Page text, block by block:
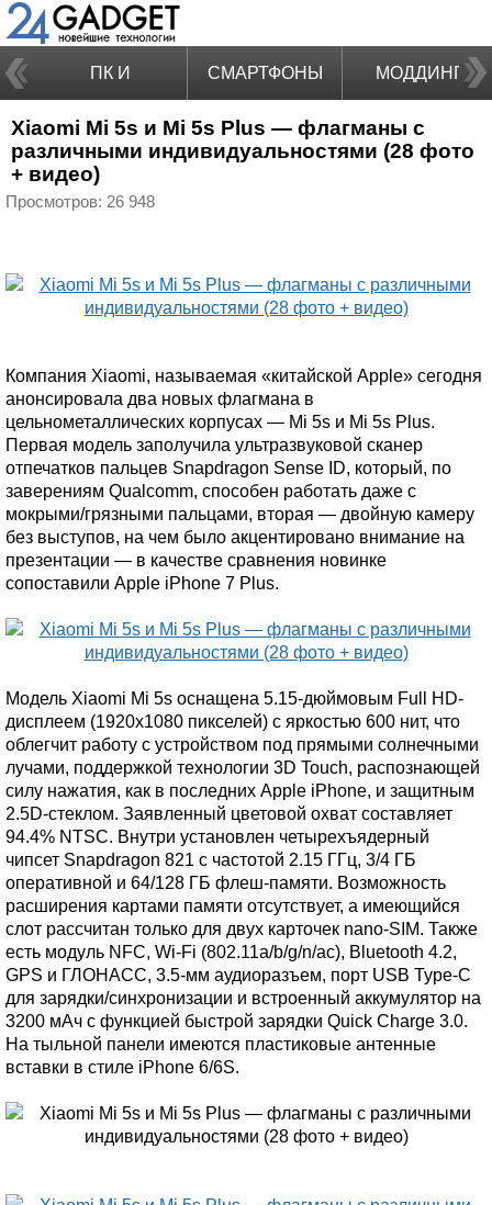
ПК И
НОУТБУКИ
СМАРТФОНЫ МОДДИНГ
Xiaomi Mi 5s и Mi 5s Plus — флагманы с
различными индивидуальностями (28 фото
+ видео)
Просмотров: 26 948
Компания Xiaomi, называемая «китайской Apple» сегодня
анонсировала два новых флагмана в
цельнометаллических корпусах — Mi 5s и Mi 5s Plus.
Первая модель заполучила ультразвуковой сканер
отпечатков пальцев Snapdragon Sense ID, который, по
заверениям Qualcomm, способен работать даже с
мокрыми/грязными пальцами, вторая — двойную камеру
без выступов, на чем было акцентировано внимание на
презентации — в качестве сравнения новинке
сопоставили Apple iPhone 7 Plus.
Модель Xiaomi Mi 5s оснащена 5.15-дюймовым Full HD-
дисплеем (1920x1080 пикселей) с яркостью 600 нит, что
облегчит работу с устройством под прямыми солнечными
лучами, поддержкой технологии 3D Touch, распознающей
силу нажатия, как в последних Apple iPhone, и защитным
2.5D-стеклом. Заявленный цветовой охват составляет
94.4% NTSC. Внутри установлен четырехъядерный
чипсет Snapdragon 821 с частотой 2.15 ГГц, 3/4 ГБ
оперативной и 64/128 ГБ флеш-памяти. Возможность
расширения картами памяти отсутствует, а имеющийся
слот рассчитан только для двух карточек nano-SIM. Также
есть модуль NFC, Wi-Fi (802.11a/b/g/n/ac), Bluetooth 4.2,
GPS и ГЛОНАСС, 3.5-мм аудиоразъем, порт USB Type-C
для зарядки/синхронизации и встроенный аккумулятор на
3200 мАч с функцией быстрой зарядки Quick Charge 3.0.
На тыльной панели имеются пластиковые антенные
вставки в стиле iPhone 6/6S.